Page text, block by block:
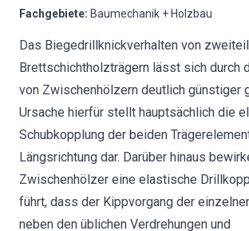
Fachgebiete: Baumechanik + Holzbau
Das Biegedrillknickverhalten von
Brettschichtholzträgern lässt sich durch
von Zwischenhölzern deutlich günstiger
Ursache hierfür stellt hauptsächlich die
Schubkopplung der beiden
Längsrichtung dar. Darüber hinaus
Zwischenhölzer eine elastische
führt, dass der Kippvorgang der
neben den üblichen Verdrehungen und